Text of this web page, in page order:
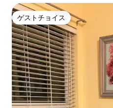
ゲストチョイス
ゲストチョイス